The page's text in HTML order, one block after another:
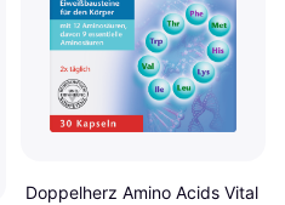
Doppelherz Amino Acids Vital